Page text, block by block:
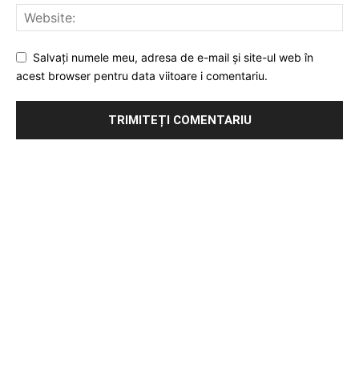
Salvați numele meu, adresa de e-mail și site-ul web în
acest browser pentru data viitoare i comentariu.